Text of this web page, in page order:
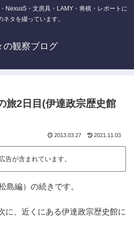
Nexus5・文房具・LAMY・将棋・レポートに
ネタを綴っています。
の観察ブログ
旅2日目(伊達政宗歴史館
2013.03.27 2021.11.03
告が含まれています。
島編）の続きです。
に、近くにある伊達政宗歴史館に